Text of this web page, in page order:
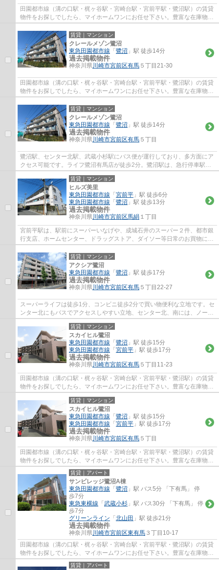
田園都市線（溝の口駅・梶ヶ谷駅・宮崎台駅・宮前平駅・鷺沼駅）の賃貸
物件をお探しでしたら、マイホームワンにお任せ下さい。豊富な在庫物件
から、お客様のご要望に合うお部屋をご提...
賃貸｜マンション
クレールメゾン鷺沼
東急田園都市線 「 鷺沼 」駅 徒歩14分
過去掲載物件
神奈川県川崎市宮前区有馬 ５丁目21-30
田園都市線（溝の口駅・梶ヶ谷駅・宮崎台駅・宮前平駅・鷺沼駅）の賃貸
物件をお探しでしたら、マイホームワンにお任せ下さい。豊富な在庫物件
から、お客様のご要望に合うお部屋をご提...
賃貸｜マンション
クレールメゾン鷺沼
東急田園都市線 「 鷺沼 」駅 徒歩14分
過去掲載物件
神奈川県川崎市宮前区有馬 ５丁目
鷺沼駅、センター北駅、武蔵小杉駅にバス便が運行しており、多方面にア
クセス可能です。ライフ鷺沼有馬店が徒歩2分。鷺沼駅は、急行停車駅
で、都心にお勤めの方に人気です、駅前は桜並...
賃貸｜マンション
ヒルズ美里
東急田園都市線 「 宮前平 」駅 徒歩6分
東急田園都市線 「 鷺沼 」駅 徒歩13分
過去掲載物件
神奈川県川崎市宮前区馬絹 １丁目
宮前平駅は、駅前にスーパーいなげや、成城石井のスーパー２件、都市銀
行支店、ホームセンター、ドラッグストア、ダイソー等日常のお買物に
は、事欠かないのと、駅北側には、宮前区役...
賃貸｜マンション
アクシア鷺沼
東急田園都市線 「 鷺沼 」駅 徒歩17分
過去掲載物件
神奈川県川崎市宮前区有馬 ５丁目22-27
スーパーライフは徒歩1分、コンビニ徒歩2分で買い物便利な立地です。セ
ンター北にもバスでアクセスしやすい立地、センター北、南には、ノース
ポートモール、モザイクモール港北、東急...
賃貸｜マンション
スカイヒル鷺沼
東急田園都市線 「 鷺沼 」駅 徒歩15分
東急田園都市線 「 宮前平 」駅 徒歩17分
過去掲載物件
神奈川県川崎市宮前区有馬 ５丁目11-23
田園都市線（溝の口駅・梶ヶ谷駅・宮崎台駅・宮前平駅・鷺沼駅）の賃貸
物件をお探しでしたら、マイホームワンにお任せ下さい。豊富な在庫物件
から、お客様のご要望に合うお部屋をご提...
賃貸｜マンション
スカイヒル鷺沼
東急田園都市線 「 鷺沼 」駅 徒歩15分
東急田園都市線 「 宮前平 」駅 徒歩17分
過去掲載物件
神奈川県川崎市宮前区有馬 ５丁目
田園都市線（溝の口駅・梶ヶ谷駅・宮崎台駅・宮前平駅・鷺沼駅）の賃貸
物件をお探しでしたら、マイホームワンにお任せ下さい。豊富な在庫物件
から、お客様のご要望に合うお部屋をご提...
賃貸｜アパート
サンビレッジ鷺沼A棟
東急田園都市線 「 鷺沼 」駅 バス5分 「下有馬」 停
歩7分
東急東横線 「 武蔵小杉 」駅 バス30分 「下有馬」 停
歩7分
グリーンライン 「 北山田 」駅 徒歩21分
過去掲載物件
神奈川県川崎市宮前区東有馬 ３丁目10-17
田園都市線（溝の口駅・梶ヶ谷駅・宮崎台駅・宮前平駅・鷺沼駅）の賃貸
物件をお探しでしたら、マイホームワンにお任せ下さい。豊富な在庫物件
から、お客様のご要望に合うお部屋をご提...
賃貸｜アパート